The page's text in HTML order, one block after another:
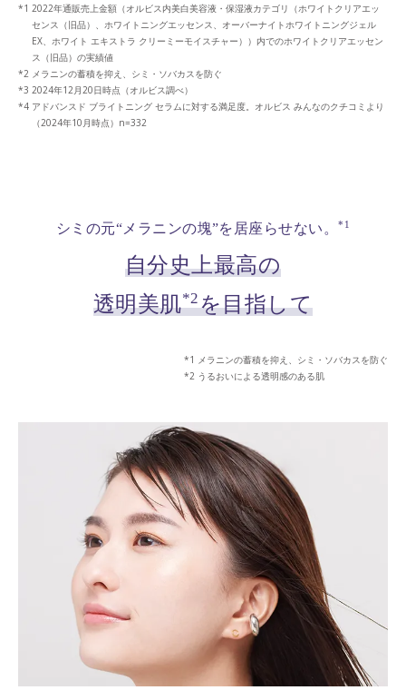
2022年通販売上金額（オルビス内美白美容液・保湿液カテゴリ（ホワイトクリアエッ
センス（旧品）、ホワイトニングエッセンス、オーバーナイトホワイトニングジェル
EX、ホワイト エキストラ クリーミーモイスチャー））内でのホワイトクリアエッセン
ス（旧品）の実績値
メラニンの蓄積を抑え、シミ・ソバカスを防ぐ
2024年12月20日時点（オルビス調べ）
アドバンスド ブライトニング セラムに対する満足度。オルビス みんなのクチコミより
（2024年10月時点）n=332
シミの元“メラニンの塊”を居座らせない。*1
自分史上最高の
透明美肌*2を目指して
メラニンの蓄積を抑え、シミ・ソバカスを防ぐ
うるおいによる透明感のある肌